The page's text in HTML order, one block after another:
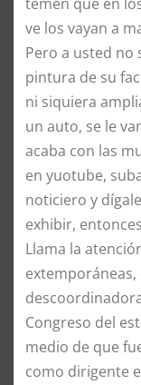
ve los vayan a
Pero a usted no
pintura de su
ni siquiera
un auto, se le
acaba con las
en yuotube,
noticiero y
exhibir,
Llama la
extemporáneas,
Congreso del
medio de que
como dirigente